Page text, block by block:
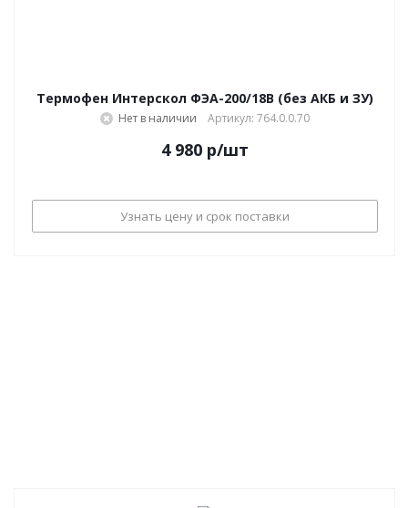
Термофен Интерскол ФЭА-200/18В (без АКБ и ЗУ)
Нет в наличии Артикул: 764.0.0.70
4 980 р/шт
Узнать цену и срок поставки